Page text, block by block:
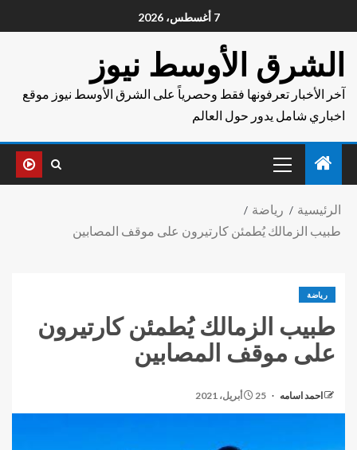
7 أغسطس، 2026
الشرق الأوسط نيوز
آخر الأخبار تعرفونها فقط وحصرياً على الشرق الأوسط نيوز موقع
اخباري شامل يدور حول العالم
الرئيسية
رياضة
طبيب الزمالك يُطمئن كارتيرون على موقف المصابين
رياضة
طبيب الزمالك يُطمئن كارتيرون
على موقف المصابين
احمد اسامه 25 أبريل، 2021